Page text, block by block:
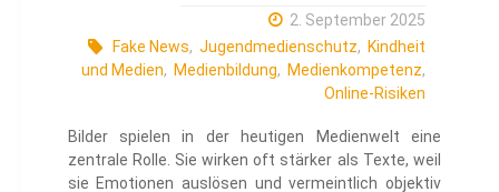
2. September 2025
Fake News, Jugendmedienschutz, Kindheit
und Medien, Medienbildung, Medienkompetenz,
Online-Risiken
Bilder spielen in der heutigen Medienwelt eine
zentrale Rolle. Sie wirken oft stärker als Texte, weil
sie Emotionen auslösen und vermeintlich objektiv